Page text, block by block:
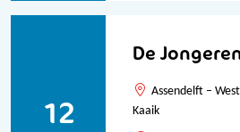
De
12
Assendelft –
Kaaik